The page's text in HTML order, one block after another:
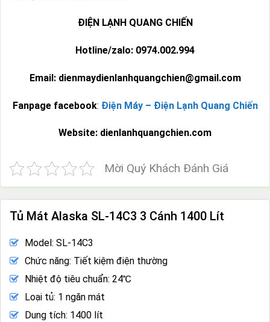
ĐIỆN LẠNH QUANG CHIẾN
Hotline/zalo: 0974.002.994
Email: dienmaydienlanhquangchien@gmail.com
Fanpage facebook: Điện Máy – Điện Lạnh Quang Chiến
Website: dienlanhquangchien.com
Mời Quý Khách Đánh Giá
Tủ Mát Alaska SL-14C3 3 Cánh 1400 Lít
Model: SL-14C3
Chức năng: Tiết kiệm điện thường
Nhiệt độ tiêu chuẩn: 24℃
Loại tủ: 1 ngăn mát
Dung tích: 1400 lít